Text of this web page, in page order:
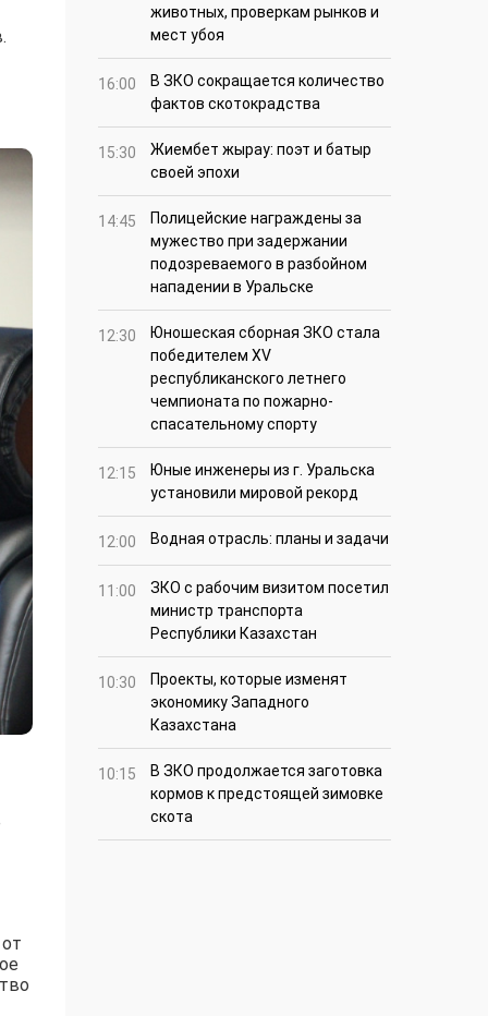
животных, проверкам рынков и
мест убоя
16:00
В ЗКО сокращается количество
фактов скотокрадства
15:30
Жиембет жырау: поэт и батыр
своей эпохи
14:45
Полицейские награждены за
мужество при задержании
подозреваемого в разбойном
нападении в Уральске
12:30
Юношеская сборная ЗКО стала
победителем XV
республиканского летнего
чемпионата по пожарно-
спасательному спорту
12:15
Юные инженеры из г. Уральска
установили мировой рекорд
12:00 Водная отрасль: планы и задачи
11:00
ЗКО с рабочим визитом посетил
министр транспорта
Республики Казахстан
10:30
Проекты, которые изменят
экономику Западного
Казахстана
10:15
В ЗКО продолжается заготовка
кормов к предстоящей зимовке
скота